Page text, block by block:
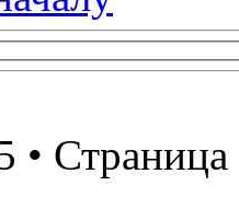
• Страница